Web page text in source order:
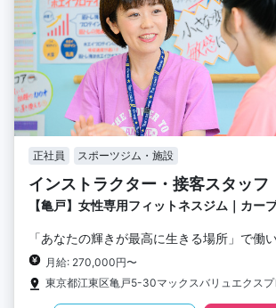
正社員 スポーツジム・施設
インストラクター・接客スタッフ
【亀戸】女性専用フィットネスジム｜カー
「あなたの輝きが最高に生きる場所」で働
月給: 270,000円〜